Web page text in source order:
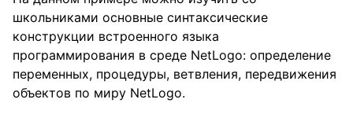
школьниками основные синтаксические
конструкции встроенного языка
программирования в среде NetLogo: определение
переменных, процедуры, ветвления, передвижения
объектов по миру NetLogo.